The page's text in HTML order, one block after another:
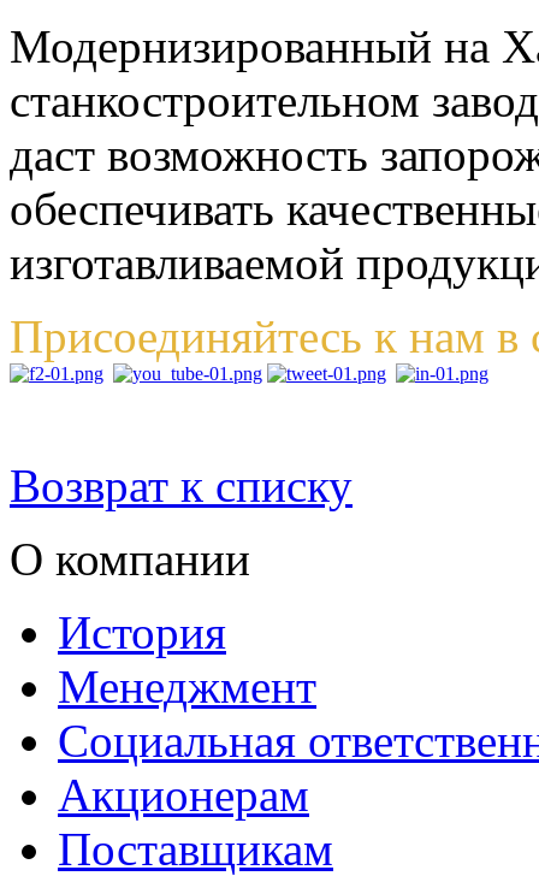
Модернизированный на
станкостроительном
даст возможность
обеспечивать
изготавливаемой
Присоединяйтесь к нам в
Возврат к списку
О компании
История
Менеджмент
Социальная
Акционерам
Поставщикам